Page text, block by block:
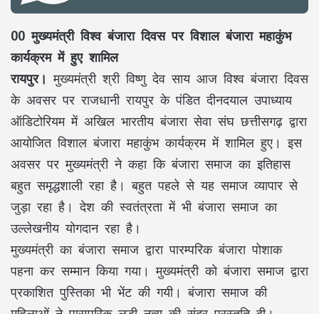
00 मुख्यमंत्री विश्व बंजारा दिवस पर विशाल बंजारा महाकुंभ
कार्यक्रम में हुए शामिल
रायपुर। मुख्यमंत्री श्री विष्णु देव साय आज विश्व बंजारा दिवस
के अवसर पर राजधानी रायपुर के पंडित दीनदयाल उपाध्याय
ऑडिटोरियम में अखिल भारतीय बंजारा सेवा संघ छत्तीसगढ़ द्वारा
आयोजित विशाल बंजारा महाकुंभ कार्यक्रम में शामिल हुए। इस
अवसर पर मुख्यमंत्री ने कहा कि बंजारा समाज का इतिहास
बहुत समृद्धशाली रहा है। बहुत पहले से यह समाज व्यापार से
जुड़ा रहा है। देश की स्वतंत्रता में भी बंजारा समाज का
उल्लेखनीय योगदान रहा है।
मुख्यमंत्री का बंजारा समाज द्वारा पारम्परिक बंजारा पोशाक
पहना कर सम्मान किया गया। मुख्यमंत्री को बंजारा समाज द्वारा
प्रकाशित पुस्तिका भी भेंट की गयी। बंजारा समाज की